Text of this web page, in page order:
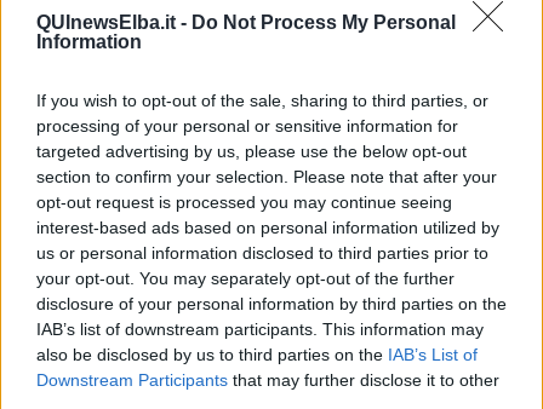
QUInewsElba.it - Do Not Process My Personal
Information
If you wish to opt-out of the sale, sharing to third parties, or
processing of your personal or sensitive information for
targeted advertising by us, please use the below opt-out
section to confirm your selection. Please note that after your
opt-out request is processed you may continue seeing
interest-based ads based on personal information utilized by
us or personal information disclosed to third parties prior to
your opt-out. You may separately opt-out of the further
disclosure of your personal information by third parties on the
IAB’s list of downstream participants. This information may
also be disclosed by us to third parties on the IAB’s List of
Downstream Participants that may further disclose it to other
elementare Casa del Ducae prevedeva lavori per un importo di
euro 28.300, affidati alla ditta Fatos.
straordinaria da effettuarsi alla copertura ed alle murature di
alcune aule della scuola materna San Giuseppe nuovo,
importo dieuro23.600 , ed è stato eseguito dalla ditta Costruzioni
Ferrini.
Il quarto era un ancora intervento di manutenzione straordinaria
da effettuarsi alla copertura ed alle murature di alcune aule
della scuola materna San Giuseppe vecchio per un importo di
euro 24.800, anch’esso affidato alla ditta Costruzioni Ferrini.
Il quinto lavoro riguardava la manutenzione straordinaria da
effettuarsi alla copertura ed alle murature di alcune aule della
scuola elementare C. Battisti, eseguita dalla ditta Monni per un
importo dieuro 20.140.